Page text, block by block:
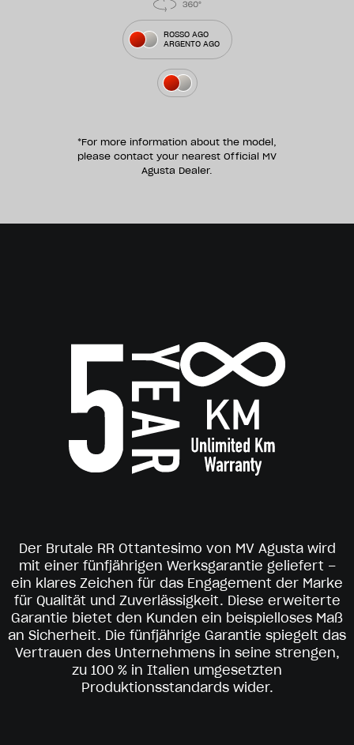
ROSSO AGO
ARGENTO AGO
*For more information about the model,
please contact your nearest Official MV
Agusta Dealer.
Der Brutale RR Ottantesimo von MV Agusta wird
mit einer fünfjährigen Werksgarantie geliefert –
ein klares Zeichen für das Engagement der Marke
für Qualität und Zuverlässigkeit. Diese erweiterte
Garantie bietet den Kunden ein beispielloses Maß
an Sicherheit. Die fünfjährige Garantie spiegelt das
Vertrauen des Unternehmens in seine strengen,
zu 100 % in Italien umgesetzten
Produktionsstandards wider.